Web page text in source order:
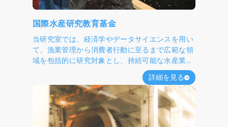
国際水産研究教育基金
当研究室では、経済学やデータサイエンスを用い
て、漁業管理から消費者行動に至るまで広範な領
域を包括的に研究対象とし、持続可能な水産業の
実現に向けた具体的な解決策を模索しています。
世界的に水産資源の過剰漁獲が深刻な問題となっ
ています。一見すると、この問題は漁獲量を制限
すれば解決できるように思われるかもしれませ
ん。しかし、不用意に漁獲量を制限すると、漁業
者間での先取り競争が激化してしまいます。競争
詳細を見る